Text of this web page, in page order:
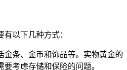
以下几种方式：
条、金币和饰品等。实物黄金的
考虑存储和保险的问题。